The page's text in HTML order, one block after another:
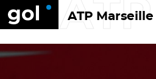
ATP Marseille